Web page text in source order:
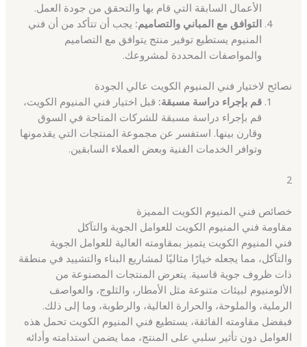
الأعمال السابقة التي قام بها والتحقق من جودة العمل.
التوافق مع المباني والتصاميم: يجب أن تتأكد من أن فني
المنيوم يستطيع توفير منتج يتوافق مع التصاميم
والمواصفات المحددة لمشروعك.
نصائح لاختيار فني المنيوم الكويت عالي الجودة
قم بإجراء دراسة مسبقة: قبل اختيار فني المنيوم الكويت،
قم بإجراء دراسة مسبقة للشركات المتاحة في السوق
وقارن بينها. استفسر عن مجموعة المنتجات التي يقدمونها
وتوافر الخدمات الفنية وبعض العملاء السابقين.
2
خصائص فني المنيوم الكويت المميزة
مقاومة فني المنيوم الكويت للعوامل الجوية والتآكل
فني المنيوم الكويت يتميز بمقاومته العالية للعوامل الجوية
والتآكل، مما يجعله خيارًا مثاليًا لمشاريع البناء والتشييد في منطقة
ذات ظروف جوية قاسية. يتعرض المنتجات المصنوعة من
الألومنيوم لبيئات متنوعة مثل الأمطار، والثلوج، والعواصف
الرملية، والملوحة، والحرارة العالية، والرطوبة، وما إلى ذلك.
فبفضل مقاومته الفائقة، يستطيع فني المنيوم الكويت تحمل هذه
العوامل دون تأثير سلبي على المنتج، مما يضمن استدامته وأدائه